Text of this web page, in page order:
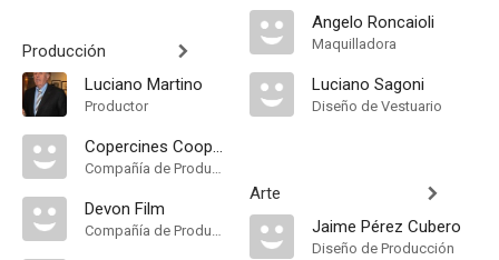
Producción
Luciano Martino
Productor
Copercines Cooperativa Cinematográfica
Compañía de Produccion
Devon Film
Compañía de Produccion
Angelo Roncaioli
Maquilladora
Luciano Sagoni
Diseño de Vestuario
Arte
Jaime Pérez Cubero
Diseño de Producción